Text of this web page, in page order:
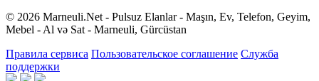
© 2026 Marneuli.Net - Pulsuz Elanlar - Maşın, Ev, Telefon, Geyim,
Mebel - Al və Sat - Marneuli, Gürcüstan
Правила сервиса Пользовательское соглашение Служба
поддержки